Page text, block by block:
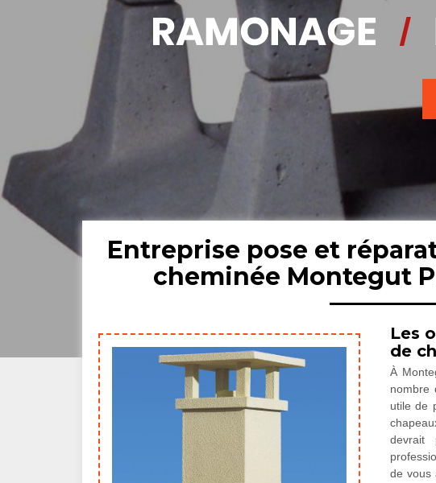
Entreprise pose et
cheminée Montegut
Les
de
À
nombre
utile de
devrait
de vous